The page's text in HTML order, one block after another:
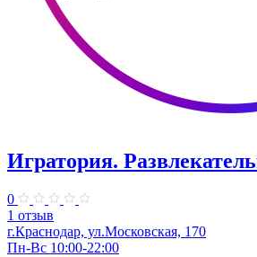
Игратория.
0
1 отзыв
г.Краснодар, ул.Московская, 170
Пн-Вс 10:00-22:00